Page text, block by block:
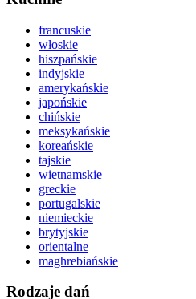
francuskie
włoskie
hiszpańskie
indyjskie
amerykańskie
japońskie
chińskie
meksykańskie
koreańskie
tajskie
wietnamskie
greckie
portugalskie
niemieckie
brytyjskie
orientalne
maghrebiańskie
Rodzaje dań